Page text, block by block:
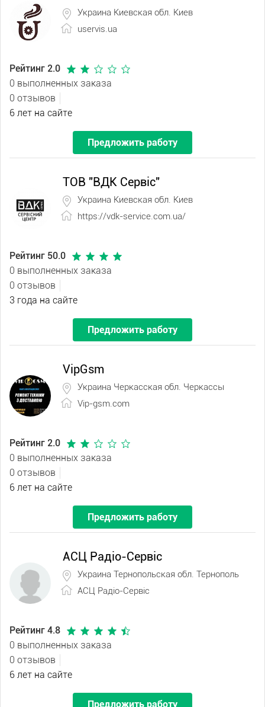
Украина Киевская обл. Киев
uservis.ua
Рейтинг 2.0
0 выполненных заказа
0 отзывов
6 лет на сайте
Предложить работу
ТОВ "ВДК Сервіс"
Украина Киевская обл. Киев
https://vdk-service.com.ua/
Рейтинг 50.0
0 выполненных заказа
0 отзывов
3 года на сайте
Предложить работу
VipGsm
Украина Черкасская обл. Черкассы
Vip-gsm.com
Рейтинг 2.0
0 выполненных заказа
0 отзывов
6 лет на сайте
Предложить работу
АСЦ Радіо-Сервіс
Украина Тернопольская обл. Тернополь
АСЦ Радіо-Сервіс
Рейтинг 4.8
0 выполненных заказа
0 отзывов
6 лет на сайте
Предложить работу